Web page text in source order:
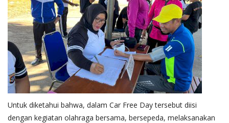
Untuk diketahui bahwa, dalam Car Free Day tersebut diisi
dengan kegiatan olahraga bersama, bersepeda, melaksanakan